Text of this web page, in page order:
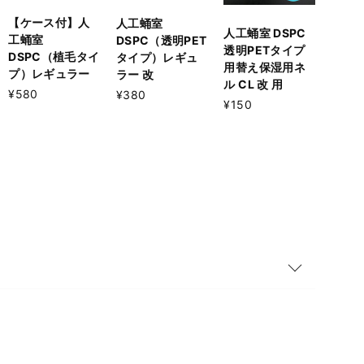
【ケース付】人
工蛹室
DSPC（植毛タイ
プ）レギュラー
¥580
人工蛹室
DSPC（透明PET
タイプ）レギュ
ラー 改
¥380
人工蛹室 DSPC
透明PETタイプ
用替え保湿用ネ
ル CL 改 用
¥150